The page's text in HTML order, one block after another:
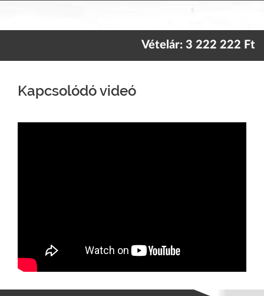
Vételár: 3 222 222 Ft
Kapcsolódó videó